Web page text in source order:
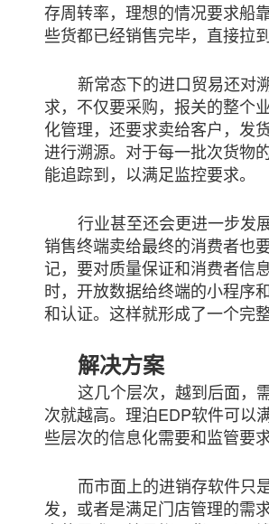
存周转率，理想的情况要求船
些货都已经销售完毕，直接拉
新常态下的进口贸易还对
求，不仅要采购，报关的整个
化管理，还要求卖给客户，发
进行溯源。对于每一批次货物
能追踪到，以满足监控要求。
行业甚至还会更进一步发
销售终端卖给最终的消费者也
记，要对质量保证和消费者信
时，开放数据给终端的小程序
和认证。 这样就形成了一个完
解决方案
这几个层次，越到后面，
次就越高。理泊EDP软件可以
些层次的信息化需要和监管要求
而市面上的进销存软件只
发，或者是满足门店管理的需